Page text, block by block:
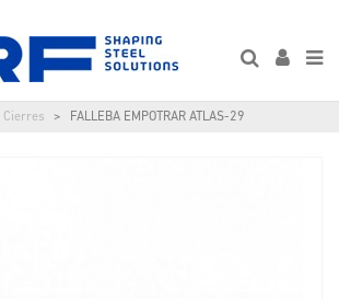
Cierres FALLEBA EMPOTRAR ATLAS-29